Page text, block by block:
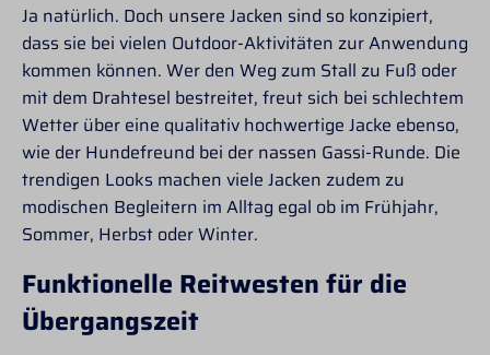
Ja natürlich. Doch unsere Jacken sind so konzipiert,
dass sie bei vielen Outdoor-Aktivitäten zur Anwendung
kommen können. Wer den Weg zum Stall zu Fuß oder
mit dem Drahtesel bestreitet, freut sich bei schlechtem
Wetter über eine qualitativ hochwertige Jacke ebenso,
wie der Hundefreund bei der nassen Gassi-Runde. Die
trendigen Looks machen viele Jacken zudem zu
modischen Begleitern im Alltag egal ob im Frühjahr,
Sommer, Herbst oder Winter.
Funktionelle Reitwesten für die
Übergangszeit